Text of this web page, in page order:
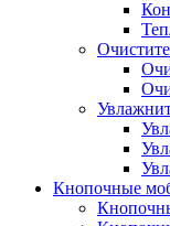
Кнопочные